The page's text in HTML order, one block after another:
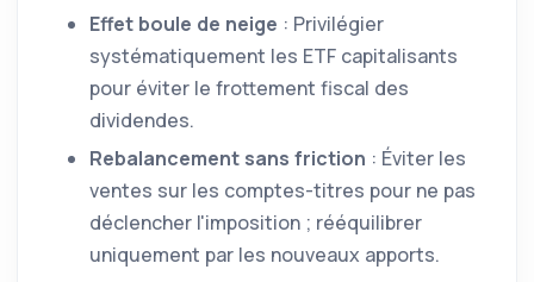
Effet boule de neige : Privilégier
systématiquement les ETF capitalisants
pour éviter le frottement fiscal des
dividendes.
Rebalancement sans friction : Éviter les
ventes sur les comptes-titres pour ne pas
déclencher l'imposition ; rééquilibrer
uniquement par les nouveaux apports.